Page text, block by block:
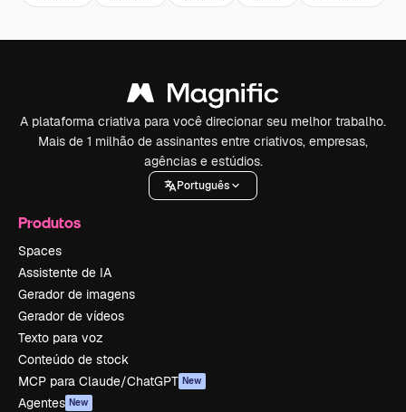
A plataforma criativa para você direcionar seu melhor trabalho.
Mais de 1 milhão de assinantes entre criativos, empresas,
agências e estúdios.
Português
Produtos
Spaces
Assistente de IA
Gerador de imagens
Gerador de vídeos
Texto para voz
Conteúdo de stock
MCP para Claude/ChatGPT New
Agentes New